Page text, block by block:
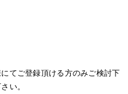
てご登録頂ける方のみご検討下
い。